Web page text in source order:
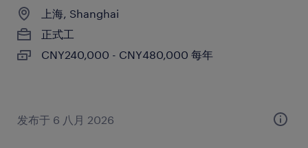
上海, Shanghai
正式工
CNY240,000 - CNY480,000 每年
发布于 6 八月 2026